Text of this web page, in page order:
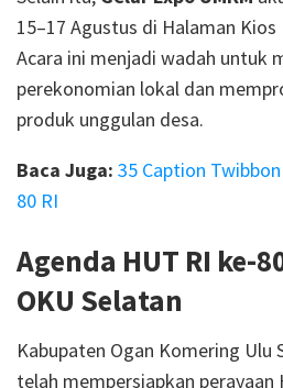
15–17 Agustus di Halaman
Acara ini menjadi wadah untuk
perekonomian lokal dan
produk unggulan desa.
Baca Juga: 35 Caption
80 RI
Agenda HUT RI ke-
OKU Selatan
Kabupaten Ogan Komering Ulu
telah mempersiapkan perayaan